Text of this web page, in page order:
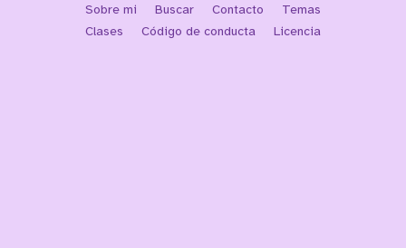
Sobre mi Buscar Contacto
Temas
Clases
Código de conducta Licencia